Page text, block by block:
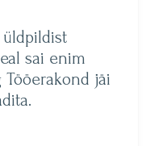
üldpildist
sai enim
jäi